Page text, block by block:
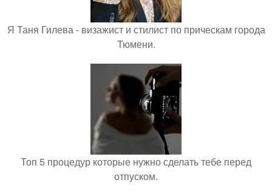
Я Таня Гилева - визажист и стилист по прическам города
Тюмени.
Топ 5 процедур которые нужно сделать тебе перед
отпуском.